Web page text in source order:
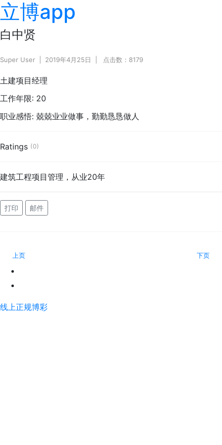
立博app
白中贤
Super User 2019年4月25日 点击数：8179
土建项目经理
工作年限: 20
职业感悟: 兢兢业业做事，勤勤恳恳做人
Ratings (0)
建筑工程项目管理，从业20年
打印 邮件
上页 下页
线上正规博彩